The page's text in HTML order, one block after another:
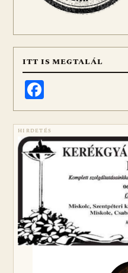
ITT IS MEGTALÁL
HIRDETÉS